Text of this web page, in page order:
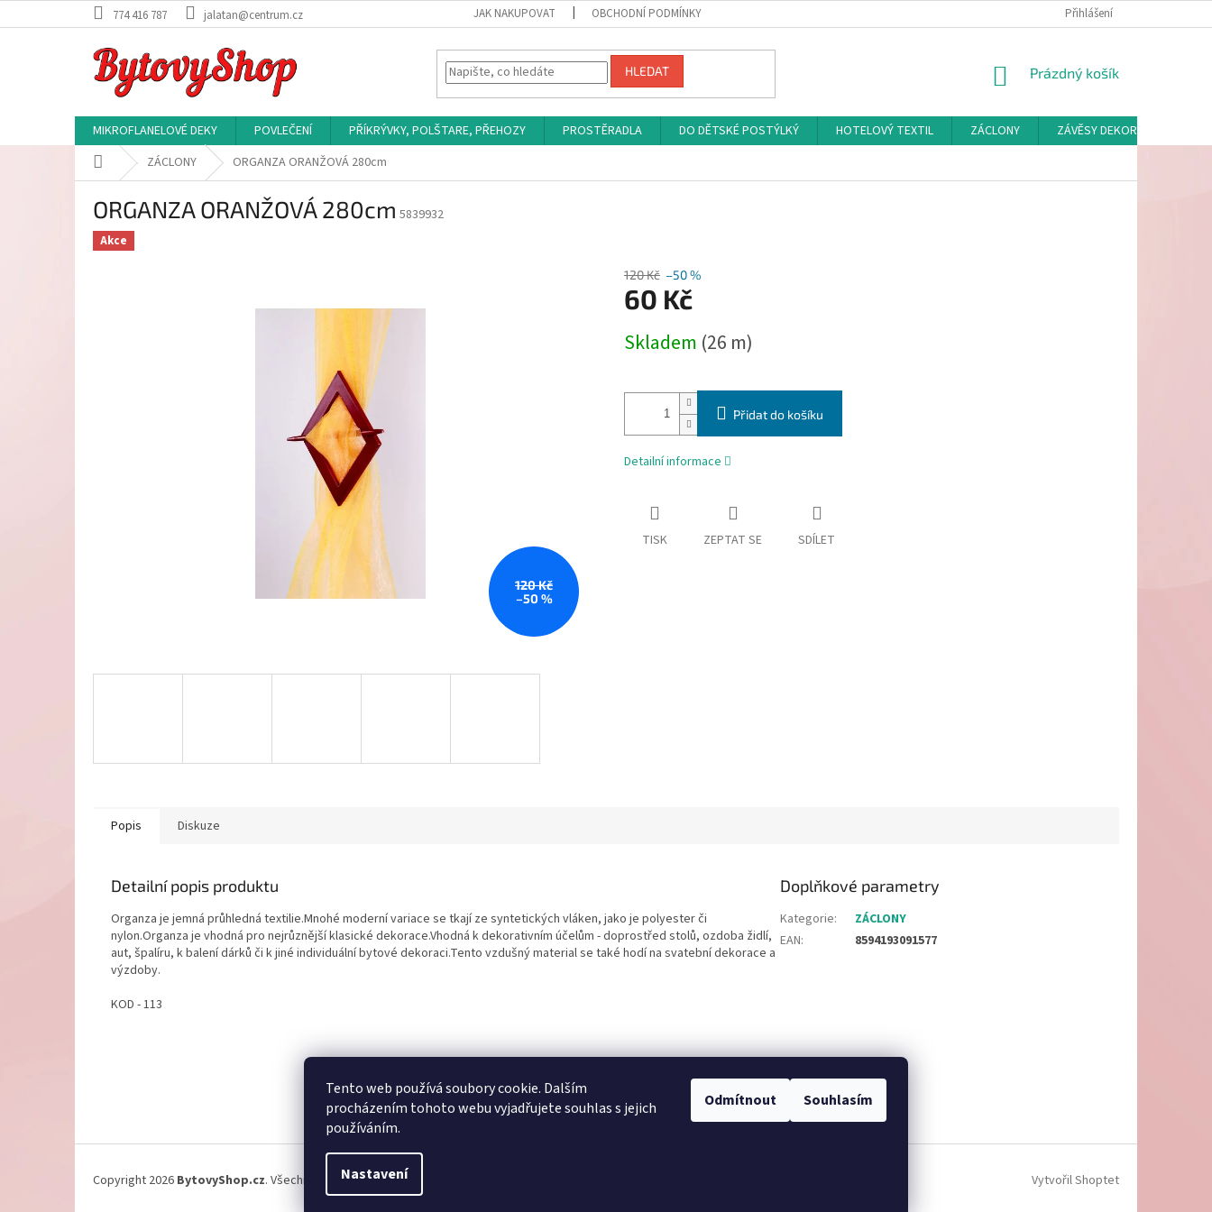
Tento web používá soubory cookie. Dalším
procházením tohoto webu vyjadřujete souhlas s jejich
používáním.
Nastavení
Odmítnout Souhlasím
na
774 416 787 jalatan@centrum.cz JAK NAKUPOVAT OBCHODNÍ PODMÍNKY Přihlášení
HLEDAT
NÁKUPNÍ
Prázdný košík
MIKROFLANELOVÉ DEKY POVLEČENÍ PŘÍKRÝVKY, POLŠTARE, PŘEHOZY PROSTĚRADLA DO DĚTSKÉ POSTÝLKÝ HOTELOVÝ TEXTIL ZÁCLONY
ZÁVĚSY DEKORAČNÍ A
Domů ZÁCLONY ORGANZA ORANŽOVÁ 280cm
ORGANZA ORANŽOVÁ 280cm 5839932
Akce
120 Kč
–50 %
120 Kč –50 %
60 Kč
cena:
Skladem (26 m)
Přidat do košíku
Detailní informace
TISK ZEPTAT SE SDÍLET
Popis Diskuze
Detailní popis produktu
Organza je jemná průhledná textilie.Mnohé moderní variace se tkají ze syntetických vláken, jako je polyester či
nylon.Organza je vhodná pro nejrůznější klasické dekorace.Vhodná k dekorativním účelům - doprostřed stolů, ozdoba židlí,
aut, špalíru, k balení dárků či k jiné individuální bytové dekoraci.Tento vzdušný material se také hodí na svatební dekorace a
výzdoby.
KOD - 113
Doplňkové parametry
Kategorie:
ZÁCLONY
EAN: 8594193091577
Heureka recenze
Vytvořil Shoptet
Copyright 2026 BytovyShop.cz. Všechna práva vyhrazena.